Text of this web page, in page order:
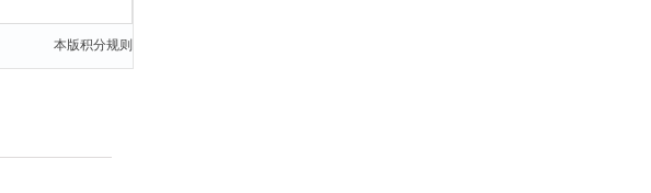
本版积分规则